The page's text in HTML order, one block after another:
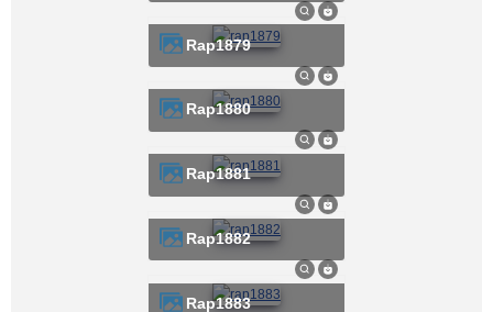
rap1879
rap1880
rap1881
rap1882
rap1883